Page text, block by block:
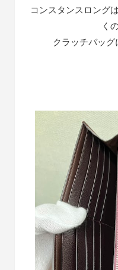
コンスタンスロング
く
クラッチバッグ